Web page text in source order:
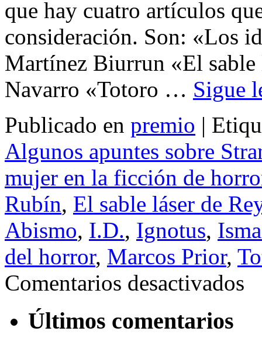
que hay cuatro artículos
consideración. Son: «Los
Martínez Biurrun «El sable
Navarro «Totoro … Sigue
Publicado en premio |
Algunos apuntes sobre
mujer en la ficción de
Rubín, El sable láser de
Abismo, I.D., Ignotus,
del horror, Marcos Prior,
Comentarios desactivados
Últimos comentarios